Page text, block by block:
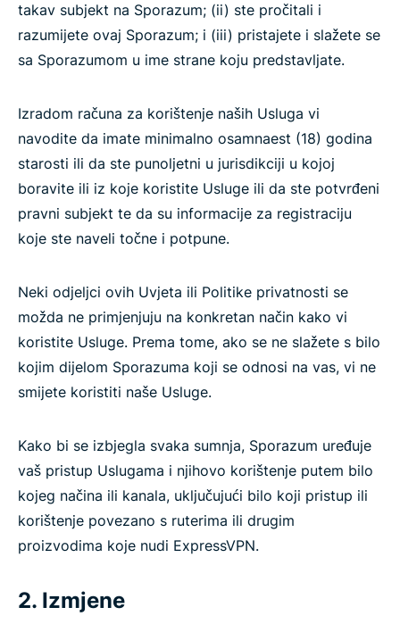
takav subjekt na Sporazum; (ii) ste pročitali i
razumijete ovaj Sporazum; i (iii) pristajete i slažete se
sa Sporazumom u ime strane koju predstavljate.
Izradom računa za korištenje naših Usluga vi
navodite da imate minimalno osamnaest (18) godina
starosti ili da ste punoljetni u jurisdikciji u kojoj
boravite ili iz koje koristite Usluge ili da ste potvrđeni
pravni subjekt te da su informacije za registraciju
koje ste naveli točne i potpune.
Neki odjeljci ovih Uvjeta ili Politike privatnosti se
možda ne primjenjuju na konkretan način kako vi
koristite Usluge. Prema tome, ako se ne slažete s bilo
kojim dijelom Sporazuma koji se odnosi na vas, vi ne
smijete koristiti naše Usluge.
Kako bi se izbjegla svaka sumnja, Sporazum uređuje
vaš pristup Uslugama i njihovo korištenje putem bilo
kojeg načina ili kanala, uključujući bilo koji pristup ili
korištenje povezano s ruterima ili drugim
proizvodima koje nudi ExpressVPN.
2. Izmjene